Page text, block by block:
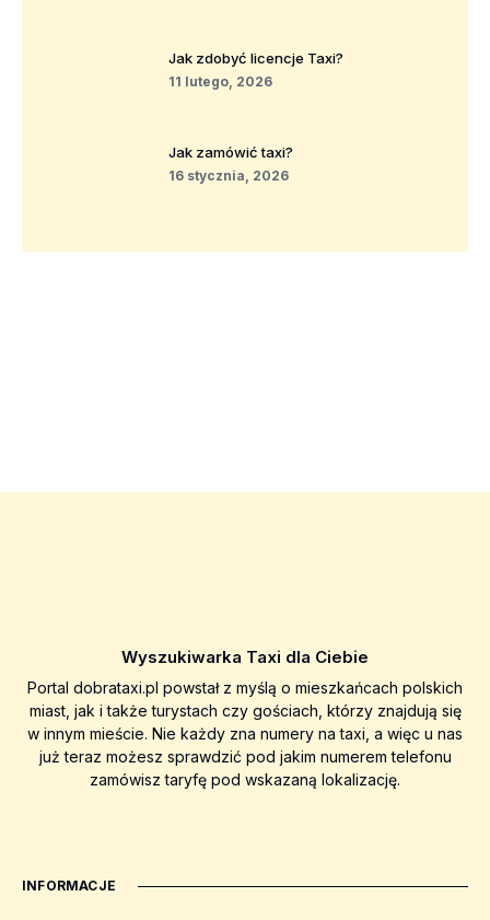
Jak zdobyć licencje Taxi?
11 lutego, 2026
Jak zamówić taxi?
16 stycznia, 2026
Wyszukiwarka Taxi dla Ciebie
Portal dobrataxi.pl powstał z myślą o mieszkańcach polskich
miast, jak i także turystach czy gościach, którzy znajdują się
w innym mieście. Nie każdy zna numery na taxi, a więc u nas
już teraz możesz sprawdzić pod jakim numerem telefonu
zamówisz taryfę pod wskazaną lokalizację.
INFORMACJE